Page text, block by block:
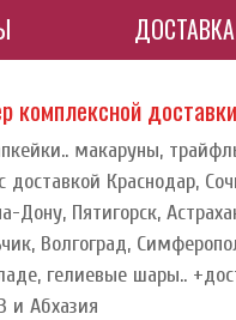
ДОСТАВКА
комплексной доставки
макаруны,
Краснодар,
Дону, Пятигорск,
Волгоград,
гелиевые шары..
и Абхазия